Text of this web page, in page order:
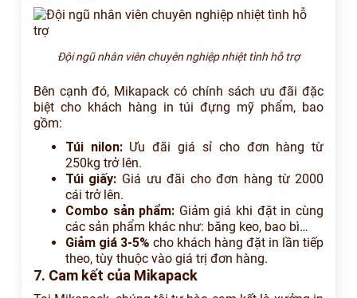
Đội ngũ nhân viên chuyên nghiệp nhiệt tình hỗ trợ
Bên cạnh đó, Mikapack có chính sách ưu đãi đặc
biệt cho khách hàng in túi đựng mỹ phẩm, bao
gồm:
Túi nilon:Ưu đãi giá sỉ cho đơn hàng từ
250kg trở lên.
Túi giấy: Giá ưu đãi cho đơn hàng từ 2000
cái trở lên.
Combo sản phẩm: Giảm giá khi đặt in cùng
các sản phẩm khác như: băng keo, bao bì…
Giảm giá 3-5% cho khách hàng đặt in lần tiếp
theo, tùy thuộc vào giá trị đơn hàng.
7. Cam kết của Mikapack